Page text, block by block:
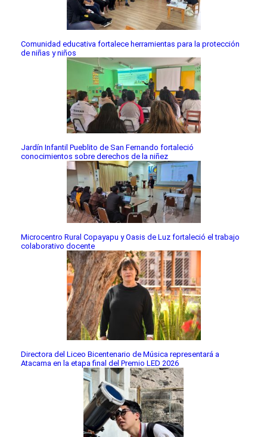
Comunidad educativa fortalece herramientas para la protección
de niñas y niños
Jardín Infantil Pueblito de San Fernando fortaleció
conocimientos sobre derechos de la niñez
Microcentro Rural Copayapu y Oasis de Luz fortaleció el trabajo
colaborativo docente
Directora del Liceo Bicentenario de Música representará a
Atacama en la etapa final del Premio LED 2026